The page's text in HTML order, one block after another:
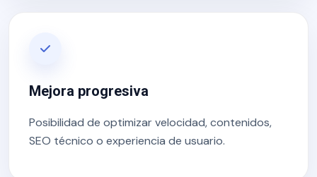
Mejora progresiva
Posibilidad de optimizar velocidad, contenidos,
SEO técnico o experiencia de usuario.